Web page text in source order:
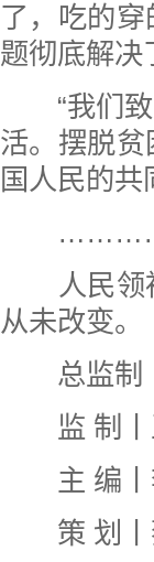
了，吃的
题彻底解决
“我们致
活。摆脱
国人民的共
人民领袖
从未改变。
总监制
监 制丨
主 编丨
策 划丨